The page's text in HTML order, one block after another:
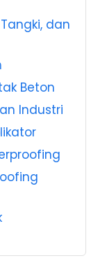
dan
Beton
Industri